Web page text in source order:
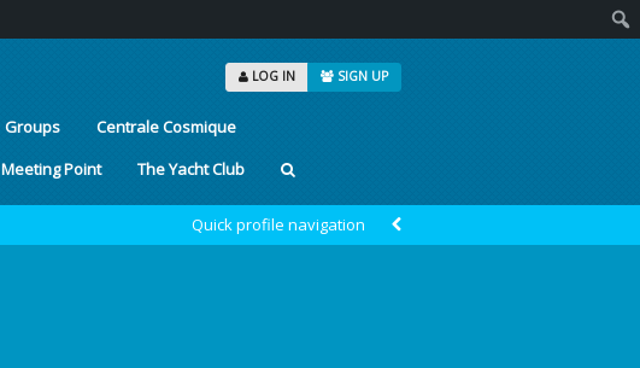
LOG IN SIGN UP
Groups
Centrale Cosmique
Meeting Point The Yacht Club
Quick profile navigation